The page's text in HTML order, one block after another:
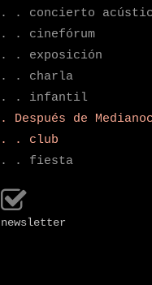
. . concierto
. . cinefórum
. . exposición
. . charla
. . infantil
. Después de
. . club
. . fiesta
newsletter